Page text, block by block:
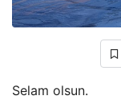
Selam olsun.